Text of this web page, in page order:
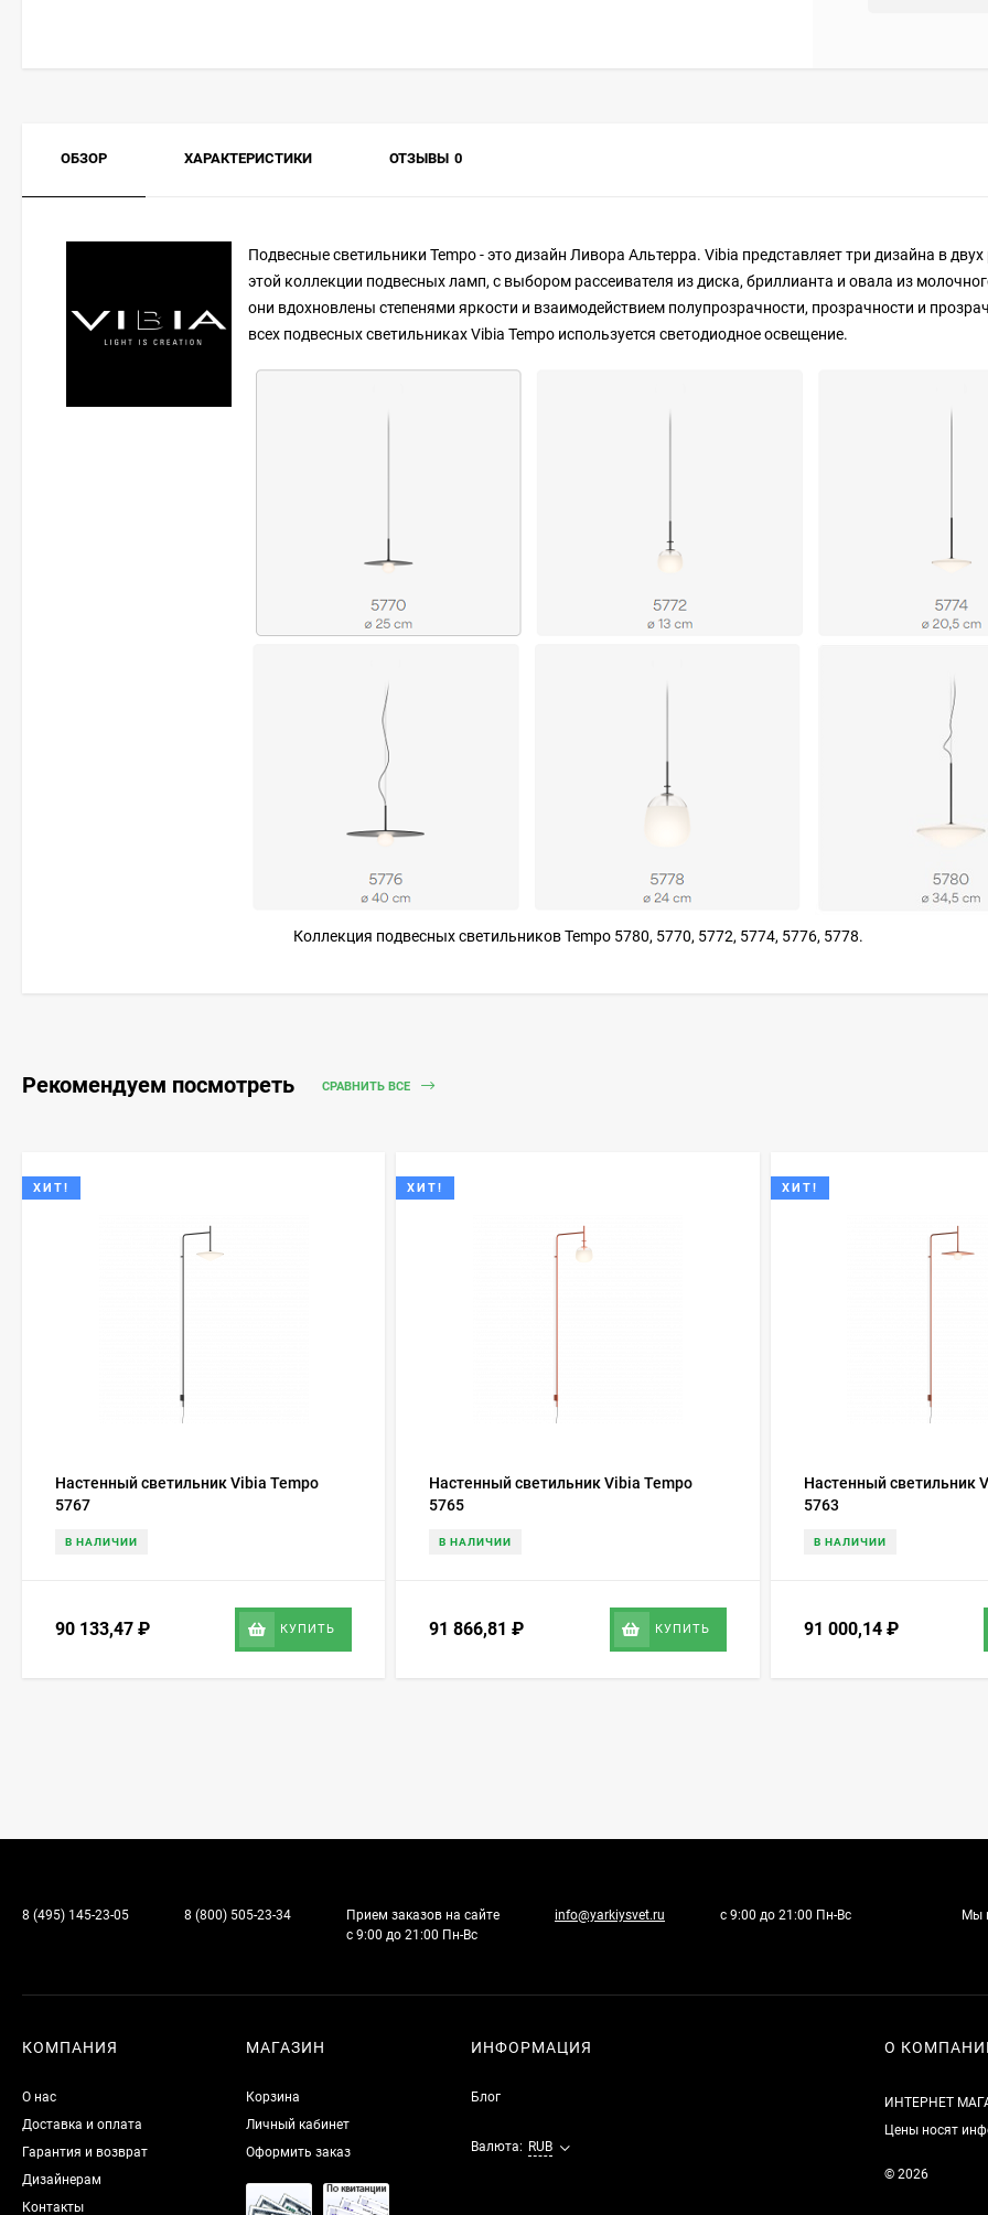
ОБЗОР ХАРАКТЕРИСТИКИ ОТЗЫВЫ 0
Подвесные светильники Tempo - это дизайн Ливора Альтерра. Vibia представляет три дизайна в
этой коллекции подвесных ламп, с выбором рассеивателя из диска, бриллианта и овала из
они вдохновлены степенями яркости и взаимодействием полупрозрачности, прозрачности и
всех подвесных светильниках Vibia Tempo используется светодиодное освещение.
Коллекция подвесных светильников Tempo 5780, 5770, 5772, 5774, 5776, 5778.
Рекомендуем посмотреть СРАВНИТЬ ВСЕ
ХИТ!
Настенный светильник Vibia Tempo
5767
В НАЛИЧИИ
90 133,47 ₽ КУПИТЬ
ХИТ!
Настенный светильник Vibia Tempo
5765
В НАЛИЧИИ
91 866,81₽ КУПИТЬ
ХИТ!
Настенный светильник
5763
В НАЛИЧИИ
91 000,14 ₽
8 (495) 145-23-05 8 (800) 505-23-34
Прием заказов на сайте
с 9:00 до 21:00 Пн-Вс
info@yarkiysvet.ru с 9:00 до 21:00 Пн-Вс Мы
КОМПАНИЯ
О нас
Доставка и оплата
Гарантия и возврат
Дизайнерам
Контакты
МАГАЗИН
Корзина
Личный кабинет
Оформить заказ
ИНФОРМАЦИЯ
Блог
Валюта: RUB
О
ИНТЕРНЕТ
Цены носят
© 2026